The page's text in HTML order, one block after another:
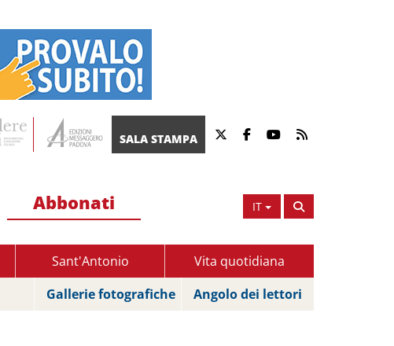
SALA STAMPA
IT
Abbonati
Sant'Antonio
Vita quotidiana
Gallerie fotografiche Angolo dei lettori